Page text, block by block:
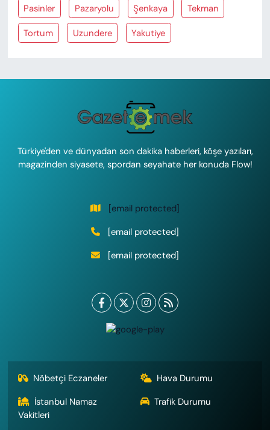
Pasinler Pazaryolu Şenkaya Tekman
Tortum Uzundere Yakutiye
Türkiye'den ve dünyadan son dakika haberleri, köşe yazıları,
magazinden siyasete, spordan seyahate her konuda Flow!
[email protected]
[email protected]
[email protected]
Nöbetçi Eczaneler
Hava Durumu
İstanbul Namaz
Vakitleri
Trafik Durumu